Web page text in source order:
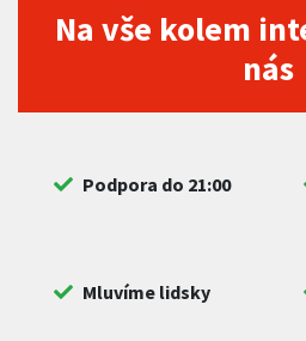
Na vše kolem
nás
Podpora do 21:00
Mluvíme lidsky